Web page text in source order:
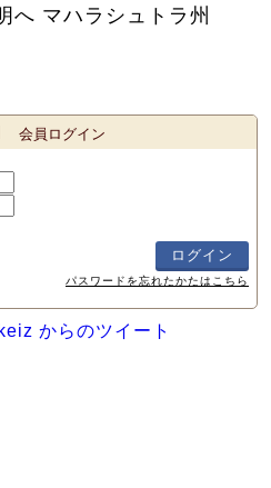
へ マハラシュトラ州
会員ログイン
パスワードを忘れたかたはこちら
からのツイート